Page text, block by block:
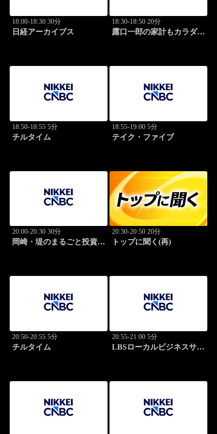
18:00-18:30 30分
日経アーカイブス
18:30-18:50 20分
露口一郎の家計もカラダも
18:50-18:55 5分
チルタイム
18:55-19:00 5分
テイク・ファイブ
20:00-20:30 30分
岡崎・堤のまるごと投資道
20:30-20:50 20分
トップに聞く(再)
20:50-20:55 5分
チルタイム
20:55-21:00 5分
LBSローカルビジネスサテ